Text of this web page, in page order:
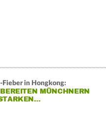
Fieber in Hongkong:
MÜNCHNERN